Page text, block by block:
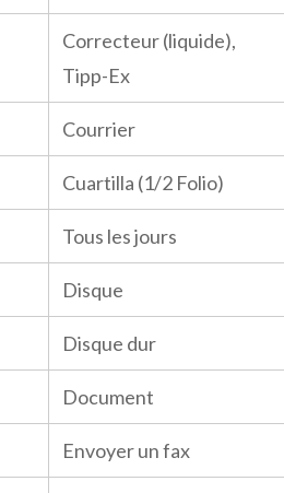
Correcteur (liquide),
Tipp-Ex
Courrier
Cuartilla (1/2 Folio)
Tous les jours
Disque
Disque dur
Document
Envoyer un fax